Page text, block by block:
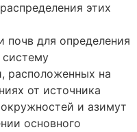
этих
почв для определения
расположенных на
от источника
и азимут
основного